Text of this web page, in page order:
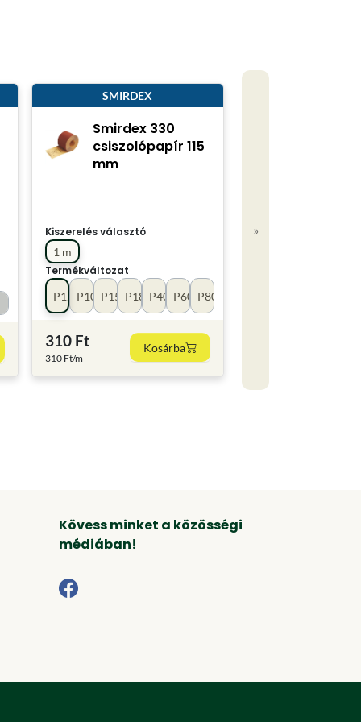
SMIRDEX
Smirdex 330
csiszolópapír 115
mm
Kiszerelés választó
1 m
Termékváltozat
P100
P120 P150P180P40 P60 P80
310 Ft
310 Ft/m
Kosárba
»
Kövess minket a közösségi
médiában!